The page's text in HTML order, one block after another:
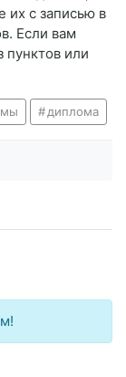
их с записью в
Если вам
пунктов или
диплома